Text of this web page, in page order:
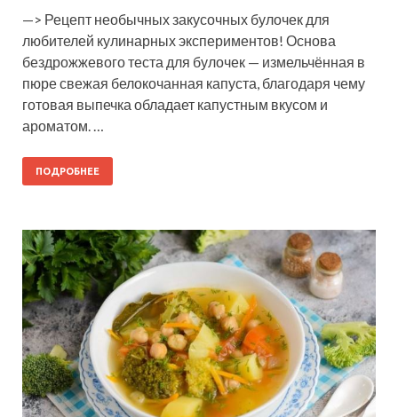
—> Рецепт необычных закусочных булочек для
любителей кулинарных экспериментов! Основа
бездрожжевого теста для булочек — измельчённая в
пюре свежая белокочанная капуста, благодаря чему
готовая выпечка обладает капустным вкусом и
ароматом. …
ПОДРОБНЕЕ